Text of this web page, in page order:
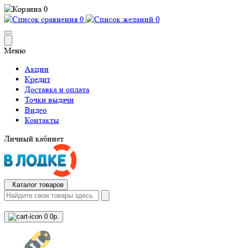
0
0
0
Меню
Акции
Кредит
Доставка и оплата
Точки выдачи
Видео
Контакты
Личный кабинет
Каталог товаров
0 0р.